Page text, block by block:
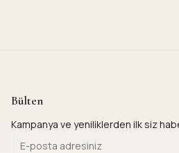
Bülten
Kampanya ve yeniliklerden ilk siz